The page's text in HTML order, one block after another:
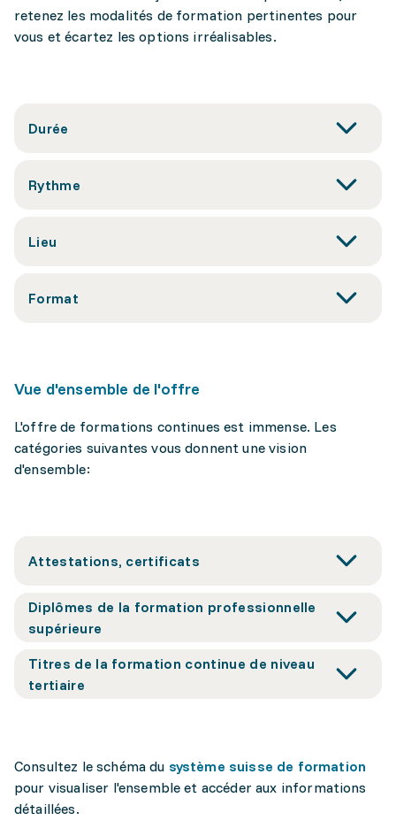
retenez les modalités de formation pertinentes pour
vous et écartez les options irréalisables.
Durée
Rythme
Lieu
Format
Vue d'ensemble de l'offre
L'offre de formations continues est immense. Les
catégories suivantes vous donnent une vision
d'ensemble:
Attestations, certificats
Diplômes de la formation professionnelle
supérieure
Titres de la formation continue de niveau
tertiaire
Consultez le schéma du système suisse de formation
pour visualiser l'ensemble et accéder aux informations
détaillées.